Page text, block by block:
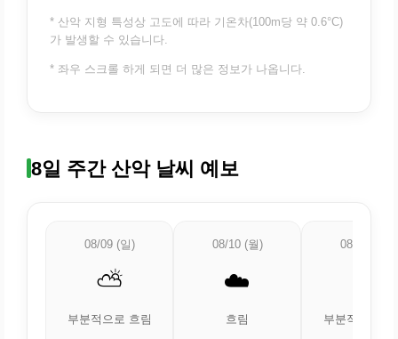
* 산악 지형 특성상 고도에 따라 기온차(100m당 약 0.6°C)
가 발생할 수 있습니다.
* 좌우 스크롤 하게 되면 더 많은 정보가 나옵니다.
8일 주간 산악 날씨 예보
08/09 (일)
⛅
부분적으로 흐림
08/10 (월)
☁️
흐림
08/11 (화)
부분적으로 흐